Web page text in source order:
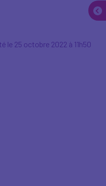
le 25 octobre 2022 à 11h50